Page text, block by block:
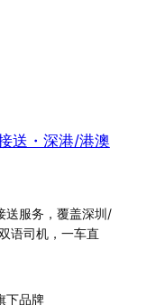
送・深港/港澳
送服务，覆盖深圳/
语司机，一车直
下品牌